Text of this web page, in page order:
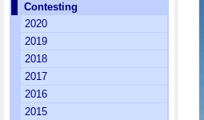
Contesting
2020
2019
2018
2017
2016
2015